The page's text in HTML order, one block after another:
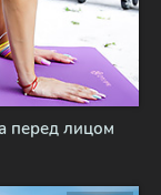
перед лицом